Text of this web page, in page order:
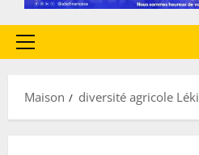
Menu
Maison
diversité agricole